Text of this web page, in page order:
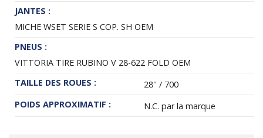
JANTES :
MICHE WSET SERIE S COP. SH OEM
PNEUS :
VITTORIA TIRE RUBINO V 28-622 FOLD OEM
TAILLE DES ROUES :
28'' / 700
POIDS APPROXIMATIF :
N.C. par la marque